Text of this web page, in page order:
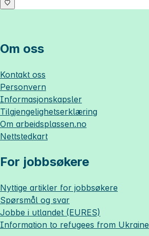
Om oss
Kontakt oss
Personvern
Informasjonskapsler
Tilgjengelighetserklæring
Om arbeidsplassen.no
Nettstedkart
For jobbsøkere
Nyttige artikler for jobbsøkere
Spørsmål og svar
Jobbe i utlandet (EURES)
Information to refugees from Ukraine